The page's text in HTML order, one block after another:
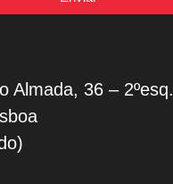
Almada, 36 – 2ºesq.